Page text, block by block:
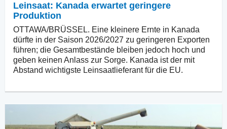
Leinsaat: Kanada erwartet geringere
Produktion
OTTAWA/BRÜSSEL. Eine kleinere Ernte in Kanada
dürfte in der Saison 2026/2027 zu geringeren Exporten
führen; die Gesamtbestände bleiben jedoch hoch und
geben keinen Anlass zur Sorge. Kanada ist der mit
Abstand wichtigste Leinsaatlieferant für die EU.